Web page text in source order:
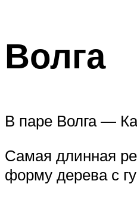
Волга
В паре Волга —
Самая длинная
форму дерева с